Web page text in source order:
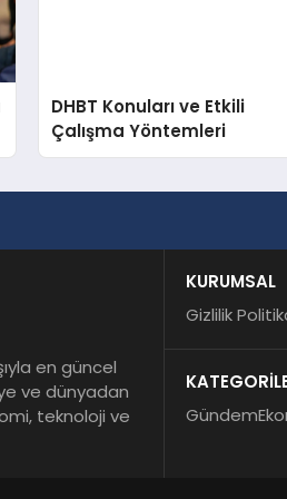
DHBT Konuları ve Etkili
Çalışma Yöntemleri
en güncel
ve dünyadan
teknoloji ve
KURUMSAL
Gizlilik
Gündem